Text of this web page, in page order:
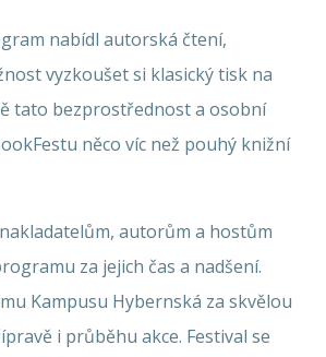
nabídl autorská čtení,
vyzkoušet si klasický tisk na
tato bezprostřednost a osobní
něco víc než pouhý knižní
autorům a hostům
za jejich čas a nadšení.
Kampusu Hybernská za skvělou
i průběhu akce. Festival se